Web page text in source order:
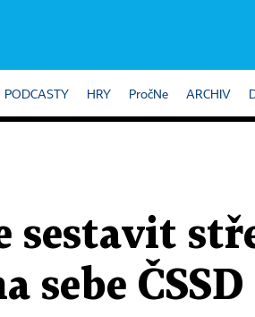
PODCASTY HRY PročNe ARCHIV
sestavit
sebe